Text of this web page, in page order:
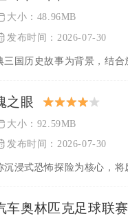
大小：48.96MB
发布时间：2026-07-30
之眼
大小：92.59MB
发布时间：2026-07-30
车奥林匹克足球联赛